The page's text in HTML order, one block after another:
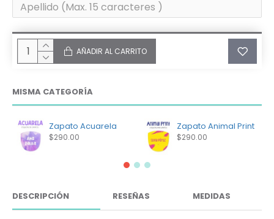
AÑADIR AL CARRITO
MISMA CATEGORÍA
Zapato Acuarela
$290.00
Zapato Animal Print
$290.00
DESCRIPCIÓN RESEÑAS MEDIDAS